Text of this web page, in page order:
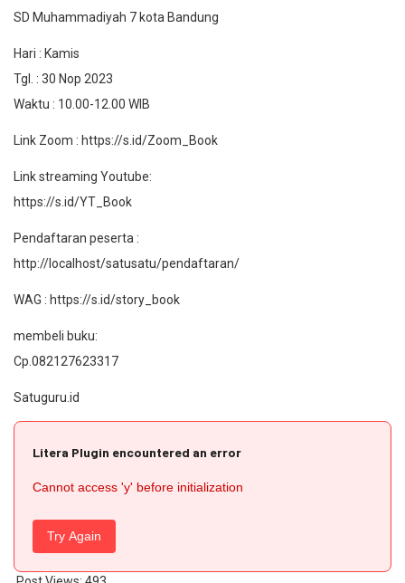
SD Muhammadiyah 7 kota Bandung
Hari : Kamis
Tgl. : 30 Nop 2023
Waktu : 10.00-12.00 WIB
Link Zoom : https://s.id/Zoom_Book
Link streaming Youtube:
https://s.id/YT_Book
Pendaftaran peserta :
http://localhost/satusatu/pendaftaran/
WAG : https://s.id/story_book
membeli buku:
Cp.082127623317
Satuguru.id
Litera Plugin encountered an error
Cannot access 'y' before initialization
Try Again